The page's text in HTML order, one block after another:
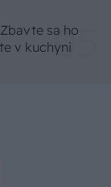
sa ho
v kuchyni